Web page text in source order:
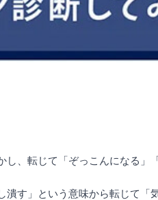
、転じて「ぞっこんになる」
す」という意味から転じて「